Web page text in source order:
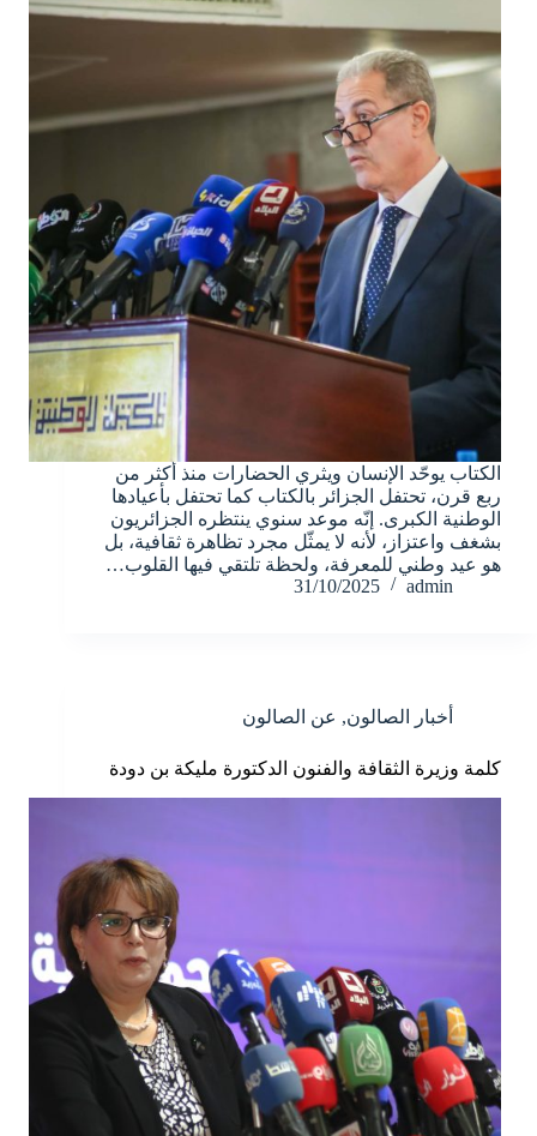
الكتاب يوحّد الإنسان ويثري الحضارات منذ أكثر من
ربع قرن، تحتفل الجزائر بالكتاب كما تحتفل بأعيادها
الوطنية الكبرى. إنّە موعد سنوي ينتظرە الجزائريون
بشغف واعتزاز، لأنە لا يمثّل مجرد تظاهرة ثقافية، بل
هو عيد وطني للمعرفة، ولحظة تلتقي فيها القلوب…
admin
31/10/2025
أخبار الصالون, عن الصالون
كلمة وزيرة الثقافة والفنون الدكتورة مليكة بن دودة